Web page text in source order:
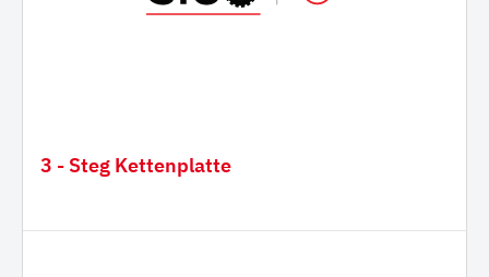
3 - Steg Kettenplatte